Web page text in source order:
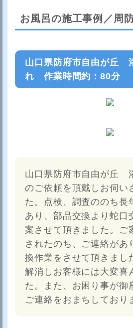
お風呂の施工事例／周
山口県防府市自由が丘
れ 作業時間約：80分
山口県防府市自由が丘
のご依頼を頂戴しお伺い
た。点検、調査ののち長
あり、部品交換より蛇口
案させて頂きました。ご
されたのち、ご連絡があ
換作業をさせて頂きまし
解消しお客様には大変喜
た。また、お困り事が御
ご連絡をおまちしており